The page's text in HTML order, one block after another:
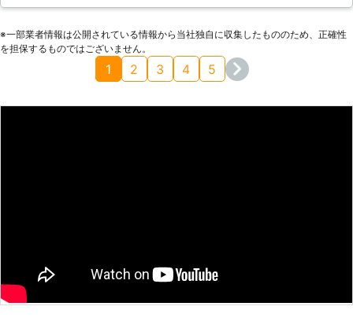
お願いして正解でした。
2016年12月22日
※⼀部業者情報は公開されている情報から当社独⾃に収集したもののため、正確性
を担保するものではございません。
1 2 3 4 5